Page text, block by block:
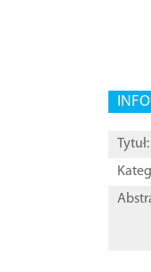
Tytuł: